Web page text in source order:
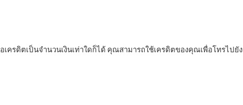
ครดิตเป็นจำนวนเงินเท่าใดก็ได้ คุณสามารถใช้เครดิตของคุณเพื่อโทรไปยัง